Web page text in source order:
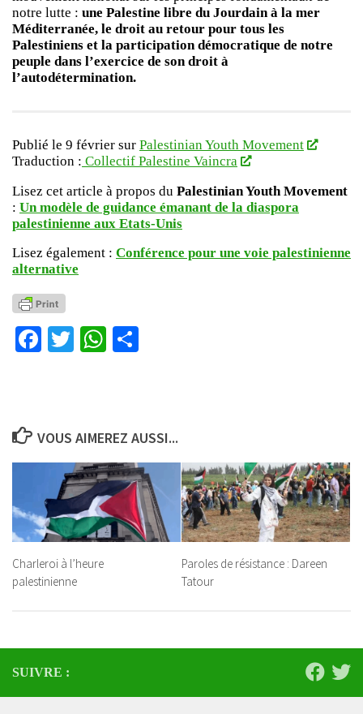
notre lutte : une Palestine libre du Jourdain à la mer
Méditerranée, le droit au retour pour tous les
Palestiniens et la participation démocratique de notre
peuple dans l’exercice de son droit à
l’autodétermination.
Publié le 9 février sur Palestinian Youth Movement
Traduction : Collectif Palestine Vaincra
Lisez cet article à propos du Palestinian Youth Movement
: Un modèle de guidance émanant de la diaspora
palestinienne aux Etats-Unis
Lisez également : Conférence pour une voie palestinienne
alternative
Facebook
TwitterWhatsApp
VOUS AIMEREZ AUSSI...
Charleroi à l’heure
palestinienne
Paroles de résistance : Dareen
Tatour
SUIVRE :